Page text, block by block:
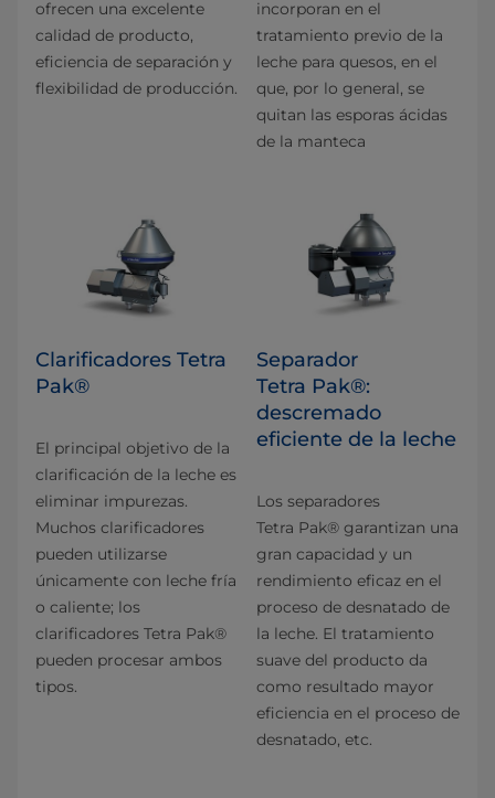
ofrecen una excelente
calidad de producto,
eficiencia de separación y
flexibilidad de producción.
incorporan en el
tratamiento previo de la
leche para quesos, en el
que, por lo general, se
quitan las esporas ácidas
de la manteca
Clarificadores Tetra
Pak®
El principal objetivo de la
clarificación de la leche es
eliminar impurezas.
Muchos clarificadores
pueden utilizarse
únicamente con leche fría
o caliente; los
clarificadores Tetra Pak®
pueden procesar ambos
tipos.
Separador
Tetra Pak®:
descremado
eficiente de la leche
Los separadores
Tetra Pak® garantizan una
gran capacidad y un
rendimiento eficaz en el
proceso de desnatado de
la leche. El tratamiento
suave del producto da
como resultado mayor
eficiencia en el proceso de
desnatado, etc.